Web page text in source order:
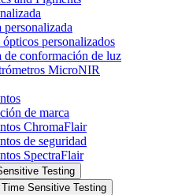
personalizada
personalizados
de conformación de luz
MicroNIR
de marca
ChromaFlair
de seguridad
SpectraFlair
Testing
Sensitive Testing